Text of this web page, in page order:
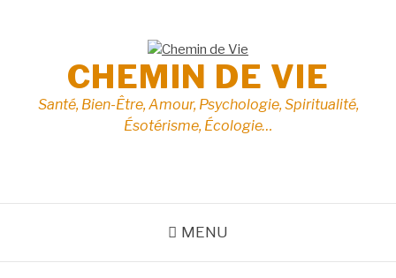
CHEMIN DE VIE
Santé, Bien-Être, Amour, Psychologie, Spiritualité,
Ésotérisme, Écologie…
MENU